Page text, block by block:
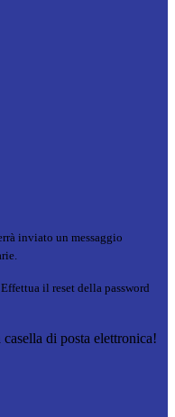
inviato un messaggio
il reset della password
di posta elettronica!